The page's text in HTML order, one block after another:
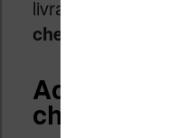
livraison,
cher, mais
Acheter
chère